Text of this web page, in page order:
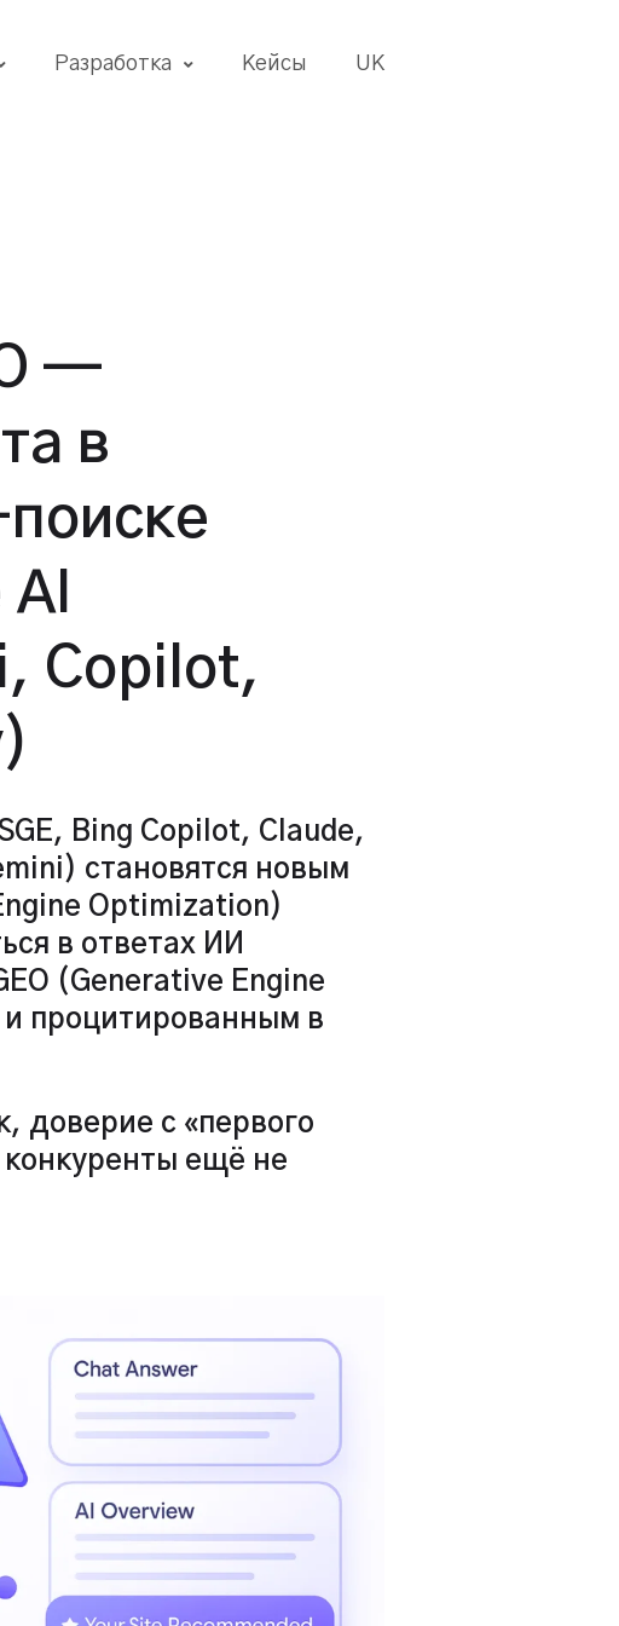
Разработка Кейсы UK
—
в
Copilot,
Bing Copilot, Claude,
становятся новым
Optimization)
в ответах ИИ
(Generative Engine
процитированным в
доверие с «первого
конкуренты ещё не